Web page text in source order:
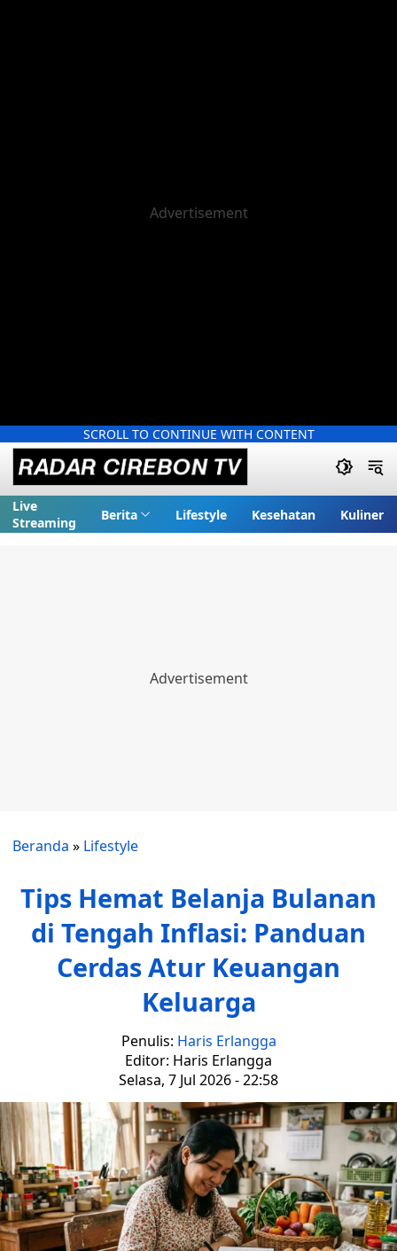
SCROLL TO CONTINUE WITH CONTENT
Live
Streaming
Berita Lifestyle Kesehatan Kuliner
Beranda » Lifestyle
Tips Hemat Belanja Bulanan
di Tengah Inflasi: Panduan
Cerdas Atur Keuangan
Keluarga
Penulis: Haris Erlangga
Editor: Haris Erlangga
Selasa, 7 Jul 2026 - 22:58